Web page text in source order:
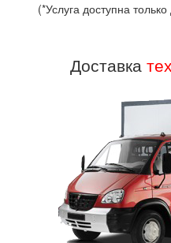
(*Услуга доступна
Доставка